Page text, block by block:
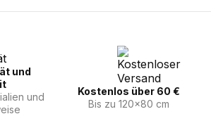
und
und
Kostenlos über 60 €
Bis zu 120x80 cm